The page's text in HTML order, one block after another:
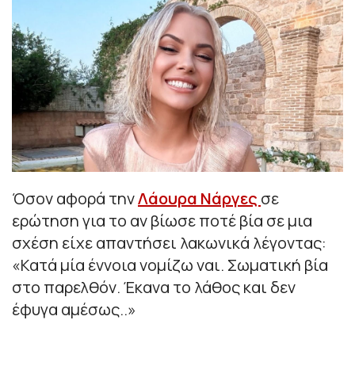
Όσον αφορά τηνΛάουρα Νάργες σε
ερώτηση για το αν βίωσε ποτέ βία σε μια
σχέση είχε απαντήσει λακωνικά λέγοντας:
«Κατά μία έννοια νομίζω ναι. Σωματική βία
στο παρελθόν. Έκανα το λάθος και δεν
έφυγα αμέσως..»